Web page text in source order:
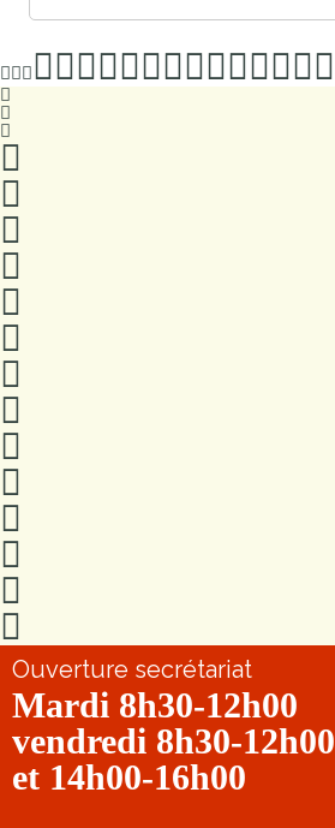
Ouverture secrétariat
Mardi 8h30-12h00
vendredi 8h30-12h00
et 14h00-16h00